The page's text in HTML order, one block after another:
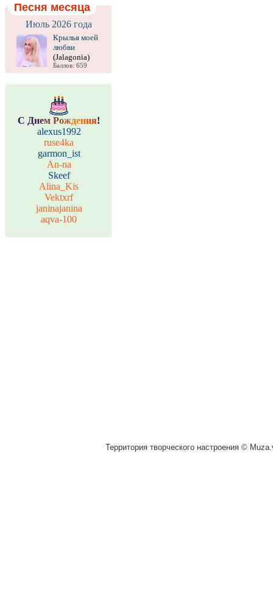
Песня месяца
Июль 2026 года
Крылья моей
любви
(Jalagonia)
Баллов: 659
С Днем Рождения!
alexus1992
ruse4ka
garmon_ist
An-na
Skeef
Alina_Kis
Vektxrf
janinajanina
aqva-100
Территория творческого настроения ©